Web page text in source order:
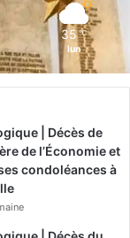
35 ℃
lun
| Décès de
de l’Économie et
condoléances à